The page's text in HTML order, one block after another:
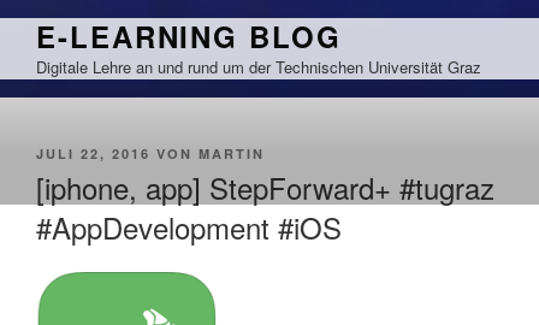
Zum
springen
E-LEARNING BLOG
Digitale Lehre an und rund um der Technischen Universität Graz
VERÖFFENTLICHT
JULI 22, 2016 VON MARTIN
[iphone, app] StepForward+ #tugraz
#AppDevelopment #iOS